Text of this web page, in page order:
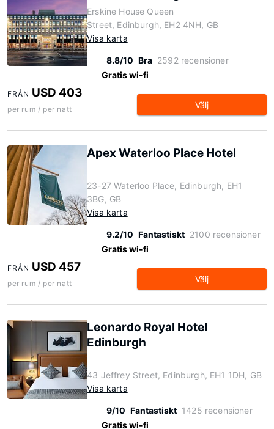
Erskine House Queen
Street, Edinburgh, EH2 4NH, GB
Visa karta
8.8/10 Bra 2592 recensioner
Gratis wi-fi
FRÅN USD 403
per rum / per natt Välj
Apex Waterloo Place Hotel
23-27 Waterloo Place, Edinburgh, EH1
3BG, GB
Visa karta
9.2/10 Fantastiskt 2100 recensioner
Gratis wi-fi
FRÅN USD 457
per rum / per natt Välj
Leonardo Royal Hotel
Edinburgh
43 Jeffrey Street, Edinburgh, EH1 1DH, GB
Visa karta
9/10 Fantastiskt 1425 recensioner
Gratis wi-fi